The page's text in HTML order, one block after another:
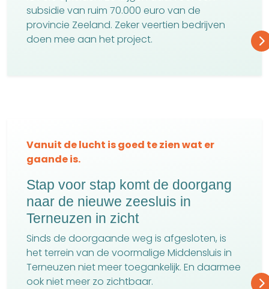
subsidie van ruim 70.000 euro van de
provincie Zeeland. Zeker veertien bedrijven
doen mee aan het project.
Vanuit de lucht is goed te zien wat er
gaande is.
Stap voor stap komt de doorgang
naar de nieuwe zeesluis in
Terneuzen in zicht
Sinds de doorgaande weg is afgesloten, is
het terrein van de voormalige Middensluis in
Terneuzen niet meer toegankelijk. En daarmee
ook niet meer zo zichtbaar.